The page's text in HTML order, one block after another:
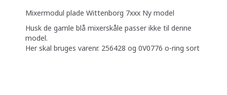
Mixermodul plade Wittenborg 7xxx Ny model
Husk de gamle blå mixerskåle passer ikke til denne
model.
Her skal bruges varenr. 256428 og 0V0776 o-ring sort